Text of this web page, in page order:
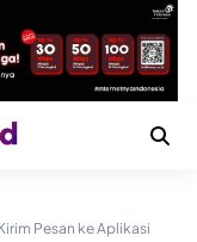
Pesan ke Aplikasi